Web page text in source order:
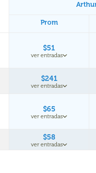
Prom
$51
ver entradas
$241
ver entradas
$65
ver entradas
$58
ver entradas